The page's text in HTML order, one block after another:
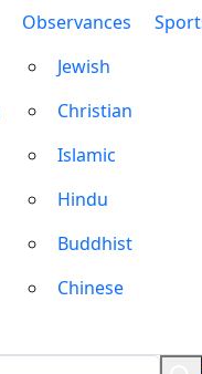
Observances
Jewish
Christian
Islamic
Hindu
Buddhist
Chinese